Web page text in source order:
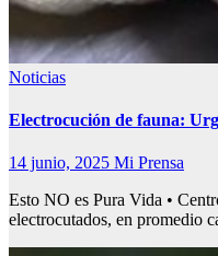
Noticias
Electrocución de fauna:
14 junio, 2025 Mi Prensa
Esto NO es Pura Vida •
electrocutados, en promedio